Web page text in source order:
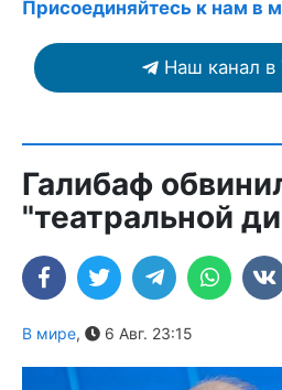
Присоединяйтесь к нам в
Наш канал в
Галибаф
"театральной
В мире, 6 Авг. 23:15